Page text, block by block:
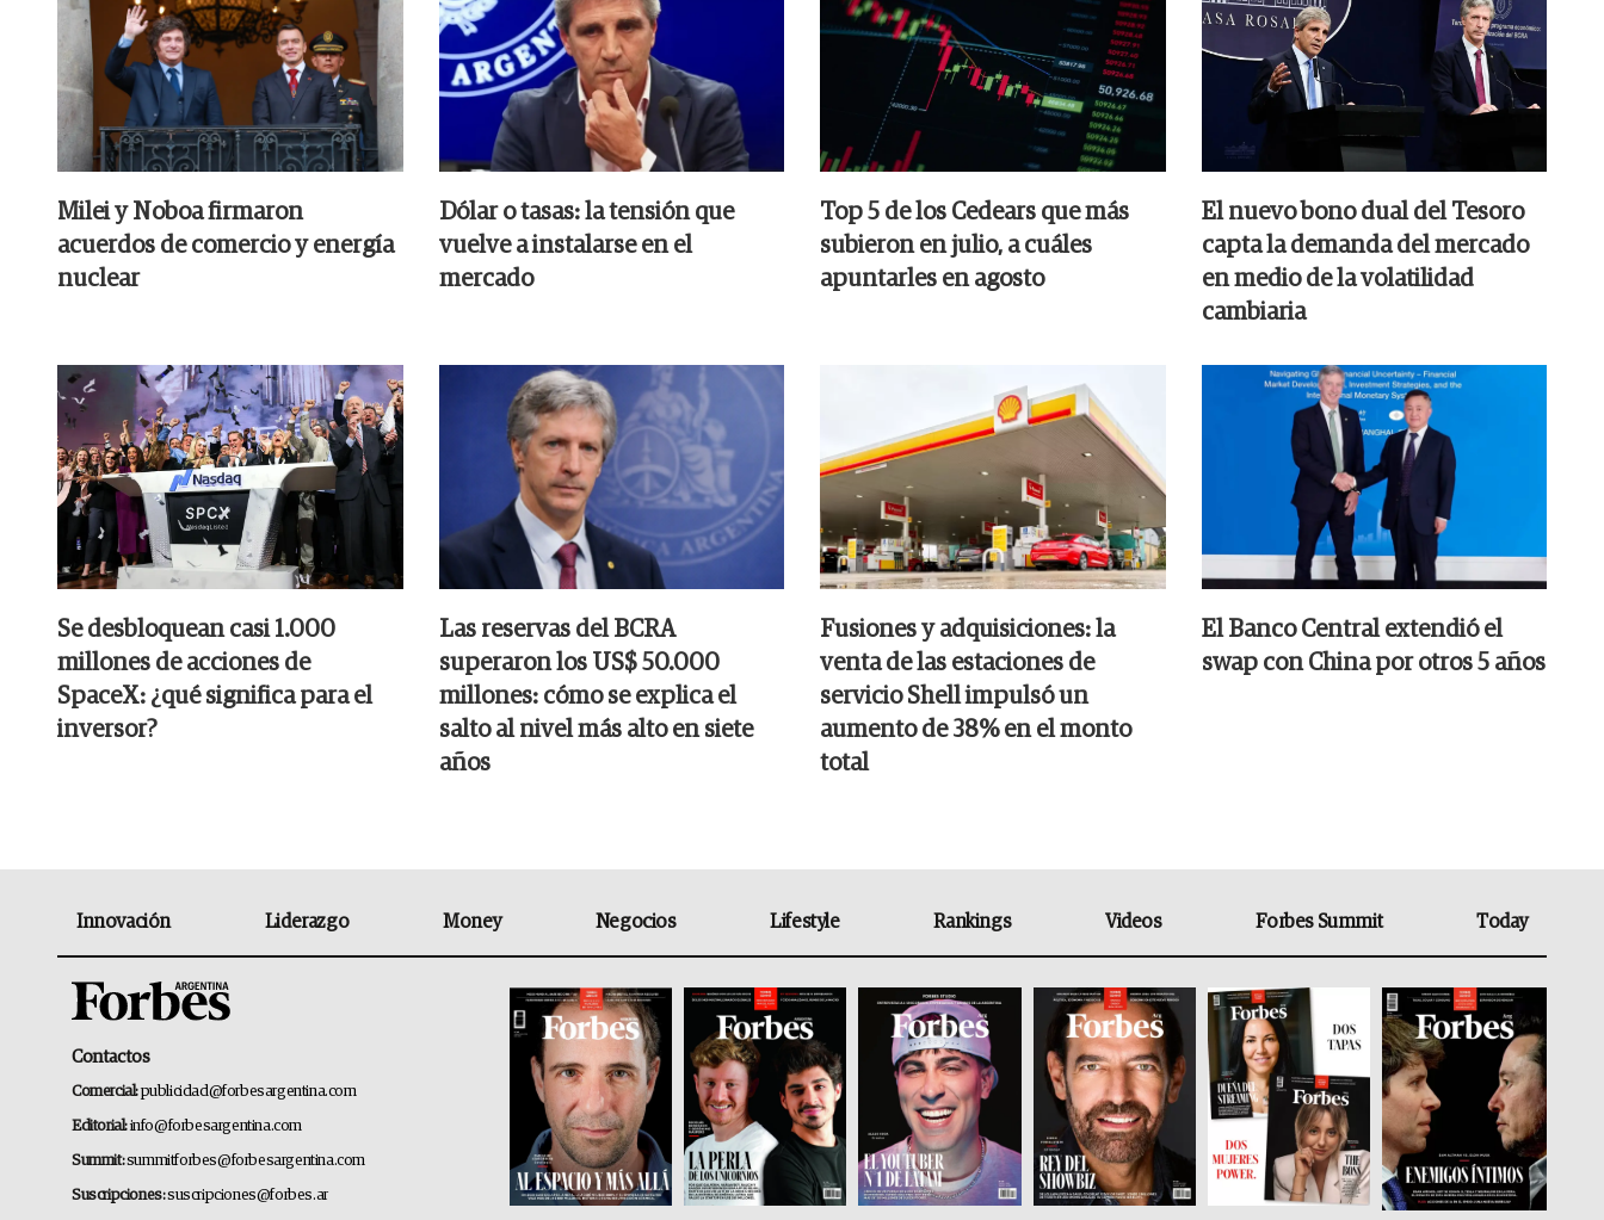
Milei y Noboa firmaron
acuerdos de comercio y energía
nuclear
Dólar o tasas: la tensión que
vuelve a instalarse en el
mercado
Top 5 de los Cedears que más
subieron en julio, a cuáles
apuntarles en agosto
El nuevo bono dual del Tesoro
capta la demanda del mercado
en medio de la volatilidad
cambiaria
Se desbloquean casi 1.000
millones de acciones de
SpaceX: ¿qué significa para el
inversor?
Las reservas del BCRA
superaron los US$ 50.000
millones: cómo se explica el
salto al nivel más alto en siete
años
Fusiones y adquisiciones: la
venta de las estaciones de
servicio Shell impulsó un
aumento de 38% en el monto
total
El Banco Central extendió el
swap con China por otros 5 años
Innovación Liderazgo Money Negocios Lifestyle Rankings Videos Forbes Summit Today
Contactos
Comercial:publicidad@forbesargentina.com
Editorial:info@forbesargentina.com
Summit:summitforbes@forbesargentina.com
Suscripciones:suscripciones@forbes.ar